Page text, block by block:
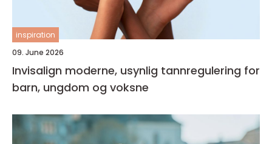
inspiration
09. June 2026
Invisalign moderne, usynlig tannregulering for
barn, ungdom og voksne